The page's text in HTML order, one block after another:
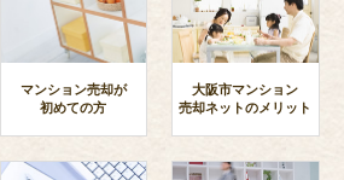
マンション売却が
初めての方
大阪市マンション
売却ネットのメリット